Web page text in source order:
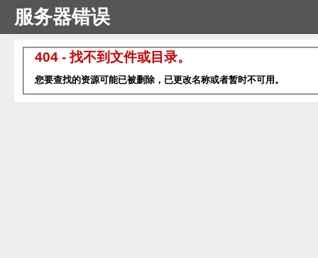
服务器错误
404 - 找不到文件或目录。
您要查找的资源可能已被删除，已更改名称或者暂时不可用。